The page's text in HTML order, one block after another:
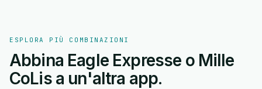
ESPLORA PIÙ COMBINAZIONI
Abbina Eagle Expresse o Mille
CoLis a un'altra app.